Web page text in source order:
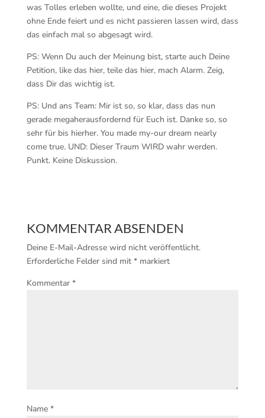
was Tolles erleben wollte, und eine, die dieses Projekt
ohne Ende feiert und es nicht passieren lassen wird, dass
das einfach mal so abgesagt wird.
PS: Wenn Du auch der Meinung bist, starte auch Deine
Petition, like das hier, teile das hier, mach Alarm. Zeig,
dass Dir das wichtig ist.
PS: Und ans Team: Mir ist so, so klar, dass das nun
gerade megaherausfordernd für Euch ist. Danke so, so
sehr für bis hierher. You made my-our dream nearly
come true. UND: Dieser Traum WIRD wahr werden.
Punkt. Keine Diskussion.
KOMMENTAR ABSENDEN
Deine E-Mail-Adresse wird nicht veröffentlicht.
Erforderliche Felder sind mit *markiert
Kommentar *
Name *